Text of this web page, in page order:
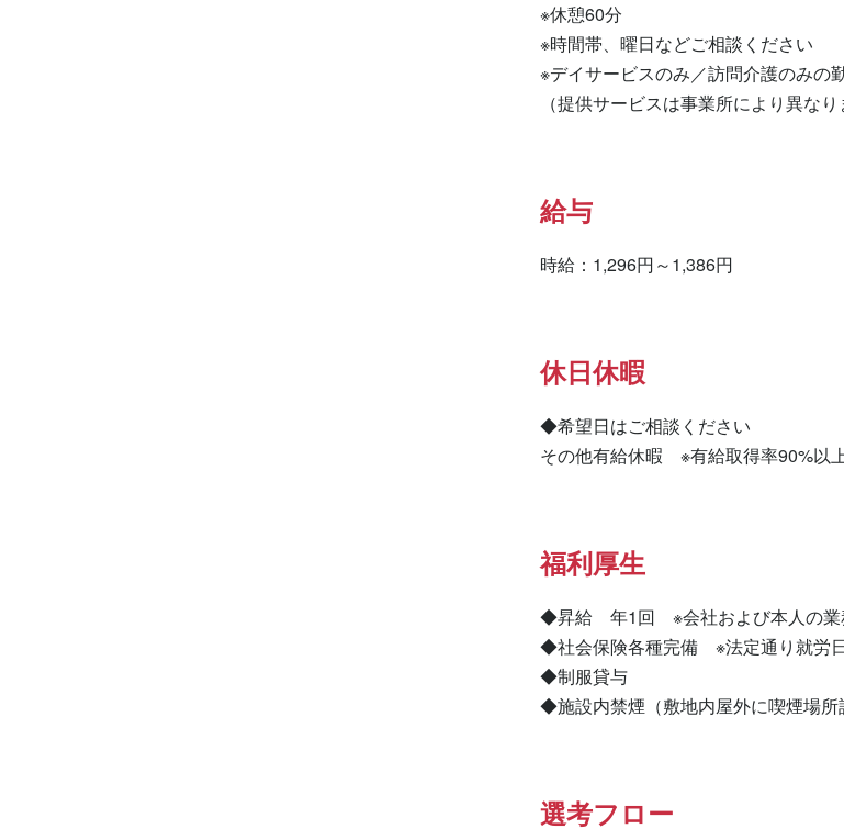
※休憩60分
※時間帯、曜日などご相談ください
※デイサービスのみ／訪問介護のみの
（提供サービスは事業所により異なり
給与
時給：1,296円～1,386円
休日休暇
◆希望日はご相談ください
その他有給休暇　※有給取得率90%以
福利厚生
◆昇給　年1回　※会社および本人の業
◆社会保険各種完備　※法定通り就労
◆制服貸与
◆施設内禁煙（敷地内屋外に喫煙場所
選考フロー